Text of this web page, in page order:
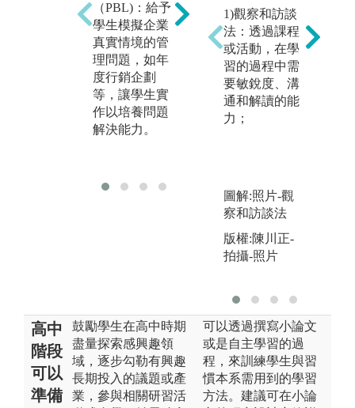
（PBL)：給予
學生模擬企業
真實情境的管
理問題，如年
度行銷企劃
等，讓學生實
作以培養問題
解決能力。
與式學習）:針
對指定個案進
行討論，以培
養解決問題能
力、擴散聚歛
思考能力、資
料收集與問題
1)觀察和訪談
法：透過課程
或活動，在學
習的過程中需
要敏銳度、溝
通和解讀的能
力；
圖解:照片-觀
察和訪談法
版權:陳川正-
拍攝-照片
高中
階段
可以
準備
鼓勵學生在高中時期
盡量探索感興趣領
域，逐步勾勒有興趣
長期投入的議題或產
業，參與相關研習活
可以透過撰寫小論文
或是自主學習的過
程，來訓練學生與習
慣本系需用到的學習
方法。建議可在小論